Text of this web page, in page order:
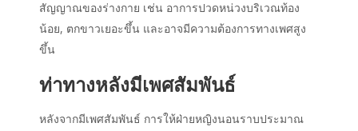
สัญญาณของร่างกาย เช่น อาการปวดหน่วงบริเวณท้อง
น้อย, ตกขาวเยอะขึ้น และอาจมีความต้องการทางเพศสูง
ขึ้น
ท่าทางหลังมีเพศสัมพันธ์
หลังจากมีเพศสัมพันธ์ การให้ฝ่ายหญิงนอนราบประมาณ